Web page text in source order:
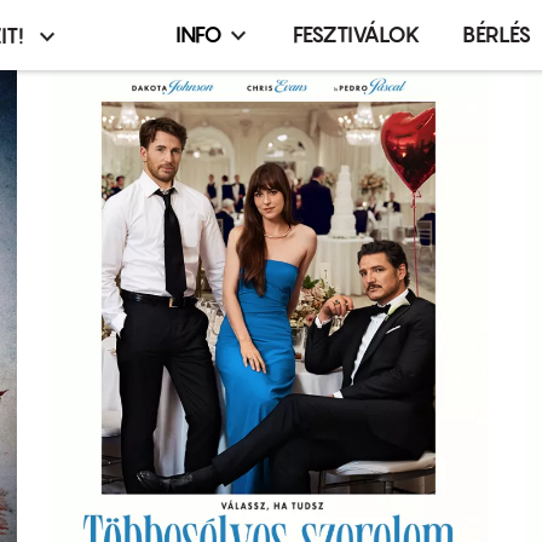
Infó,
esemény,
terembérlés
menü
INFO FESZTIVÁLOK BÉRLÉS